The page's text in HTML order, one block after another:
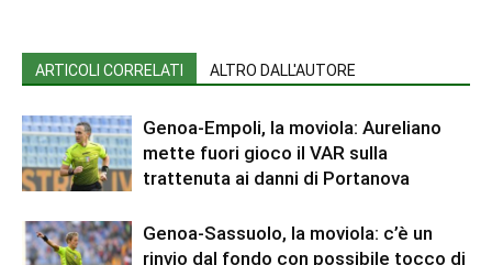
ARTICOLI CORRELATI ALTRO DALL'AUTORE
Genoa-Empoli, la moviola: Aureliano
mette fuori gioco il VAR sulla
trattenuta ai danni di Portanova
Genoa-Sassuolo, la moviola: c’è un
rinvio dal fondo con possibile tocco di